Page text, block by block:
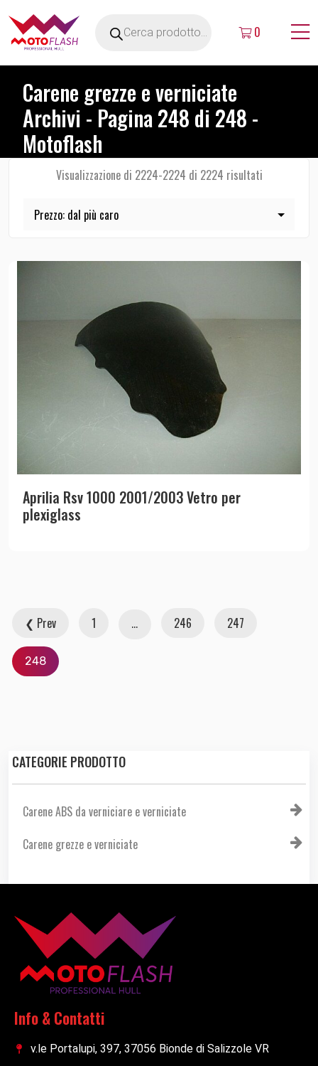
0
Carene grezze e verniciate
Archivi - Pagina 248 di 248 -
Motoflash
Visualizzazione di 2224-2224 di 2224 risultati
CATEGORIE PRODOTTO
Carene ABS da verniciare e verniciate
Carene grezze e verniciate
Aprilia Rsv 1000 2001/2003 Vetro per
plexiglass
❮ Prev 1 … 246 247
248
Info & Contatti
v.le Portalupi, 397, 37056 Bionde di Salizzole VR